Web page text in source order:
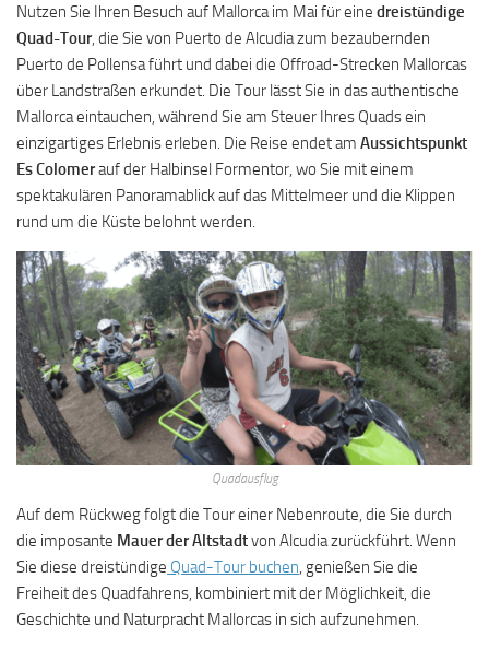
Nutzen Sie Ihren Besuch auf Mallorca im Mai für eine dreistündige
Quad-Tour, die Sie von Puerto de Alcudia zum bezaubernden
Puerto de Pollensa führt und dabei die Offroad-Strecken Mallorcas
über Landstraßen erkundet. Die Tour lässt Sie in das authentische
Mallorca eintauchen, während Sie am Steuer Ihres Quads ein
einzigartiges Erlebnis erleben. Die Reise endet am Aussichtspunkt
Es Colomerauf der Halbinsel Formentor, wo Sie mit einem
spektakulären Panoramablick auf das Mittelmeer und die Klippen
rund um die Küste belohnt werden.
Quadausflug
Auf dem Rückweg folgt die Tour einer Nebenroute, die Sie durch
die imposante Mauer der Altstadtvon Alcudia zurückführt. Wenn
Sie diese dreistündige Quad-Tour buchen , genießen Sie die
Freiheit des Quadfahrens, kombiniert mit der Möglichkeit, die
Geschichte und Naturpracht Mallorcas in sich aufzunehmen.